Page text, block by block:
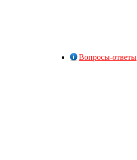
Вопросы-ответы